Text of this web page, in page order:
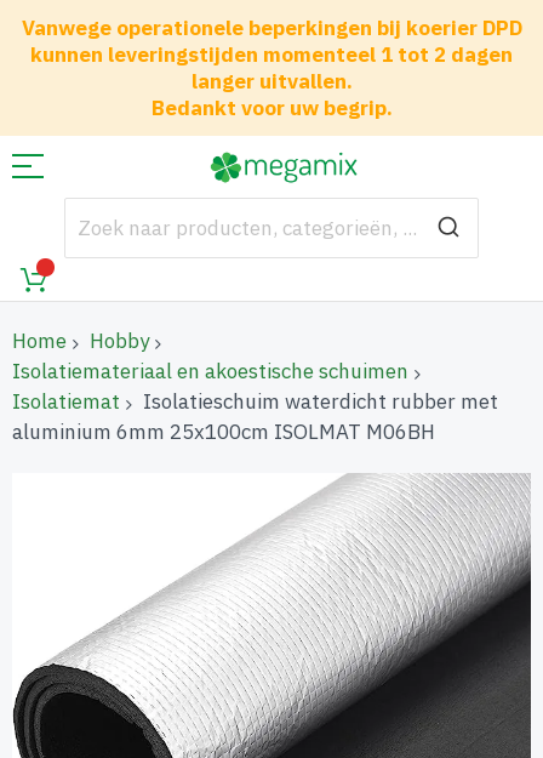
Vanwege operationele beperkingen bij koerier DPD
kunnen leveringstijden momenteel 1 tot 2 dagen
langer uitvallen.
Bedankt voor uw begrip.
Home
Hobby
Isolatiemateriaal en akoestische schuimen
Isolatiemat
Isolatieschuim waterdicht rubber met
aluminium 6mm 25x100cm ISOLMAT M06BH